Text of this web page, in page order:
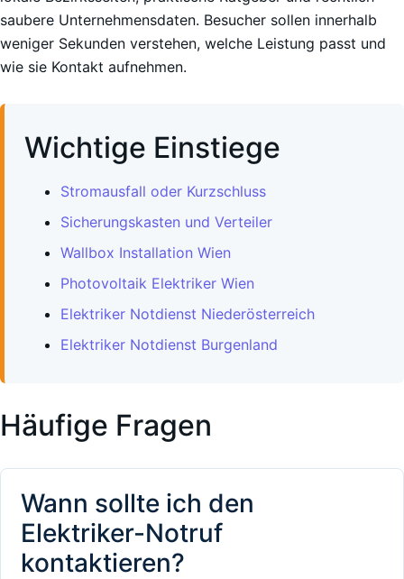
saubere Unternehmensdaten. Besucher sollen innerhalb
weniger Sekunden verstehen, welche Leistung passt und
wie sie Kontakt aufnehmen.
Wichtige Einstiege
Stromausfall oder Kurzschluss
Sicherungskasten und Verteiler
Wallbox Installation Wien
Photovoltaik Elektriker Wien
Elektriker Notdienst Niederösterreich
Elektriker Notdienst Burgenland
Häufige Fragen
Wann sollte ich den
Elektriker-Notruf
kontaktieren?